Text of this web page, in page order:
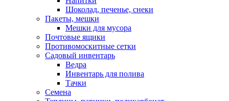
Шоколад, печенье, снеки
Пакеты, мешки
Мешки для мусора
Почтовые ящики
Противомоскитные сетки
Садовый инвентарь
Ведра
Инвентарь для полива
Тачки
Семена